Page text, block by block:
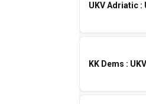
UKV Adriatic :
KK Dems :